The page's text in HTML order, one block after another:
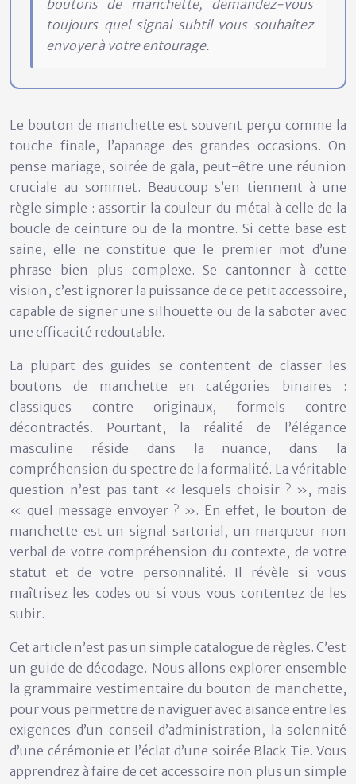
boutons de manchette, demandez-vous
toujours quel signal subtil vous souhaitez
envoyer à votre entourage.
Le bouton de manchette est souvent perçu comme la
touche finale, l’apanage des grandes occasions. On
pense mariage, soirée de gala, peut-être une réunion
cruciale au sommet. Beaucoup s’en tiennent à une
règle simple : assortir la couleur du métal à celle de la
boucle de ceinture ou de la montre. Si cette base est
saine, elle ne constitue que le premier mot d’une
phrase bien plus complexe. Se cantonner à cette
vision, c’est ignorer la puissance de ce petit accessoire,
capable de signer une silhouette ou de la saboter avec
une efficacité redoutable.
La plupart des guides se contentent de classer les
boutons de manchette en catégories binaires :
classiques contre originaux, formels contre
décontractés. Pourtant, la réalité de l’élégance
masculine réside dans la nuance, dans la
compréhension du spectre de la formalité. La véritable
question n’est pas tant « lesquels choisir ? », mais
« quel message envoyer ? ». En effet, le bouton de
manchette est un signal sartorial, un marqueur non
verbal de votre compréhension du contexte, de votre
statut et de votre personnalité. Il révèle si vous
maîtrisez les codes ou si vous vous contentez de les
subir.
Cet article n’est pas un simple catalogue de règles. C’est
un guide de décodage. Nous allons explorer ensemble
la grammaire vestimentaire du bouton de manchette,
pour vous permettre de naviguer avec aisance entre les
exigences d’un conseil d’administration, la solennité
d’une cérémonie et l’éclat d’une soirée Black Tie. Vous
apprendrez à faire de cet accessoire non plus un simple